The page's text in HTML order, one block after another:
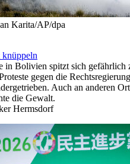
Karita/AP/dpa
knüppeln
in Bolivien spitzt sich gefährlich
gegen die
Auch an anderen
die Gewalt.
Hermsdorf